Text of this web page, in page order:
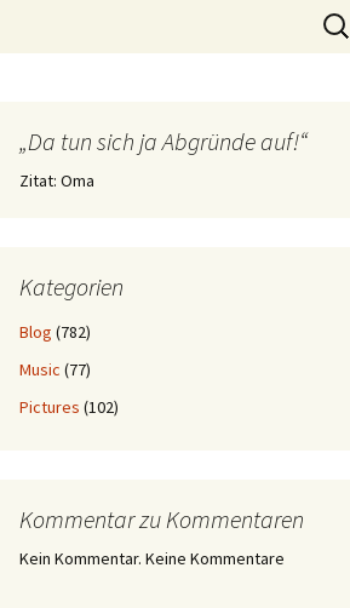
nach:
„Da tun sich ja Abgründe auf!“
Zitat: Oma
Kategorien
Blog (782)
Music (77)
Pictures (102)
Kommentar zu Kommentaren
Kein Kommentar. Keine Kommentare